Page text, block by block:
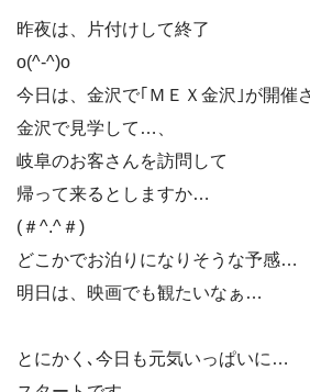
昨夜は、片付けして終了
o(^-^)o
今日は、金沢で｢ＭＥＸ金沢｣が開催
金沢で見学して…、
岐阜のお客さんを訪問して
帰って来るとしますか…
(＃^.^＃)
どこかでお泊りになりそうな予感…
明日は、映画でも観たいなぁ…
とにかく､今日も元気いっぱいに…